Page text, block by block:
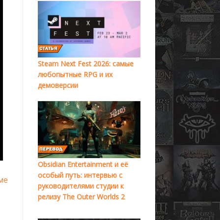
Steam Next Fest 2026: самые
любопытные RPG и их
демоверсии
Obsidian Entertainment и её
особый путь: интервью с
руководителями студии к
релизу The Outer Worlds 2